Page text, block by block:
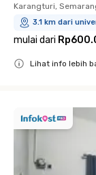
Karangturi,
3.1 km dari
mulai dari
Lihat info lebih